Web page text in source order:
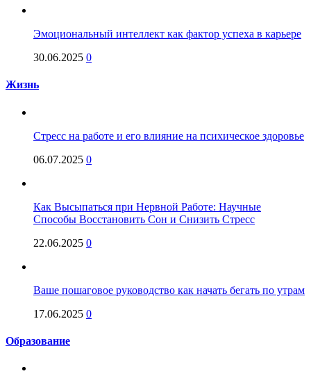
Эмоциональный интеллект как фактор успеха в карьере
30.06.2025 0
Жизнь
Стресс на работе и его влияние на психическое здоровье
06.07.2025 0
Как Высыпаться при Нервной Работе: Научные
Способы Восстановить Сон и Снизить Стресс
22.06.2025 0
Ваше пошаговое руководство как начать бегать по утрам
17.06.2025 0
Образование